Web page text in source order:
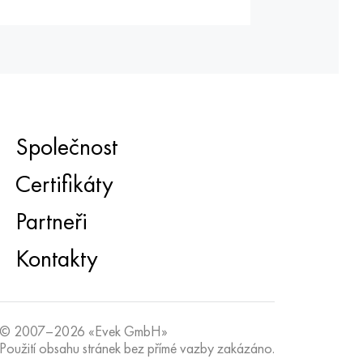
Společnost
Certifikáty
Partneři
Kontakty
© 2007–2026 «Evek GmbH»
Použití obsahu stránek bez přímé vazby zakázáno.